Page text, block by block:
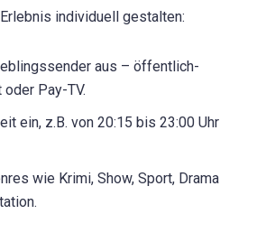
individuell gestalten:
aus – öffentlich-
Pay-TV.
ein, z.B. von 20:15 bis 23:00 Uhr
wie Krimi, Show, Sport, Drama